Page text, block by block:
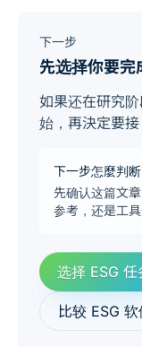
下一步
先选择你要完
如果还在研究
始，再決定要
下一步怎麼判断
先确认这篇文
参考，还是工
选择 ESG 任
比较 ESG